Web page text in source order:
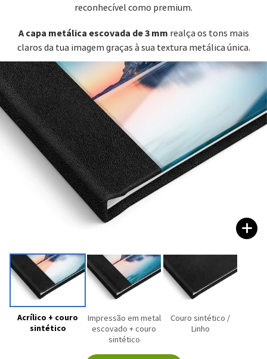
reconhecível como premium.
A capa metálica escovada de 3 mm realça os tons mais
claros da tua imagem graças à sua textura metálica única.
Acrílico + couro
sintético
Impressão em metal
escovado + couro
sintético
Couro sintético /
Linho